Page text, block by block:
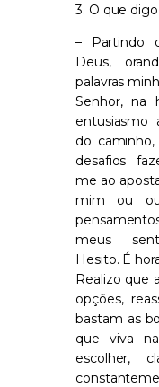
3. O que
– Partindo
Deus,
palavras
Senhor, na
entusiasmo
do
desafios
me ao
mim ou
meus
Hesito. É
Realizo que
opções,
bastam as
que viva
escolher,